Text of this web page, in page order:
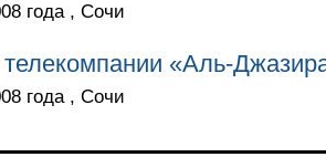
года , Сочи
«Аль-
года , Сочи